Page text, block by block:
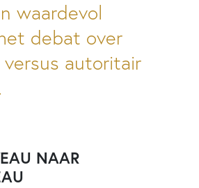
waardevol
debat over
autoritair
NAAR